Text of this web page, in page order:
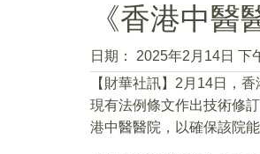
《香港中
日期：
2025年2月14日 下
【財華社訊】2月14日，
現有法例條文作出技術修
港中醫醫院，以確保該院